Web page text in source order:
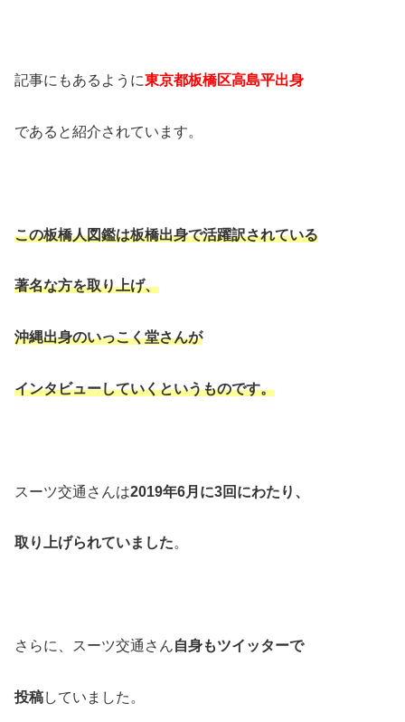
記事にもあるように東京都板橋区高島平出身
であると紹介されています。
この板橋人図鑑は板橋出身で活躍訳されている
著名な方を取り上げ、
沖縄出身のいっこく堂さんが
インタビューしていくというものです。
スーツ交通さんは2019年6月に3回にわたり、
取り上げられていました。
さらに、スーツ交通さん自身もツイッターで
投稿していました。